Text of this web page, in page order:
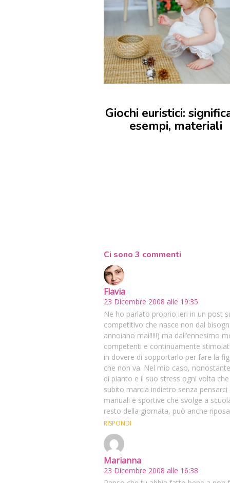
Giochi euristici:
esempi, materiali
Ci sono 3 commenti
Flavia
23 Dicembre 2008 alle 19:35
Ne ho parlato proprio ieri in un post
competitivo che nasce non dal
annoiano mai!!!!!) ma dall’ennesimo
competenti e continuamente
in dovere di sopportarlo per fare la
che non va. Nel mio caso,
di pianto e il suo stress ogni volta
subito marcia indietro senza
manuali e sportive che svolge a
resto della giornata, può anche
RISPONDI
Marianna
23 Dicembre 2008 alle 16:38